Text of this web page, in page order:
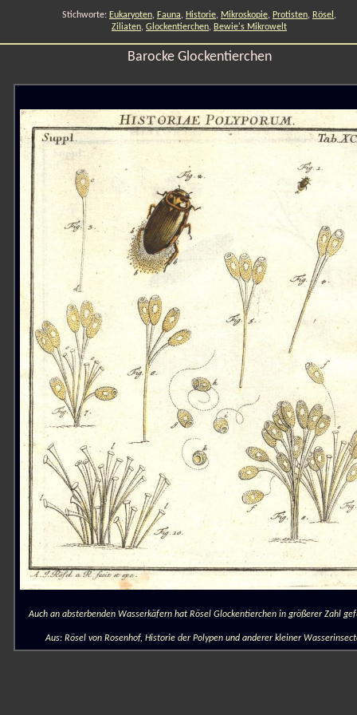
Stichworte: Eukaryoten, Fauna, Historie, Mikroskopie, Protisten, Rösel ,
Ziliaten, Glockentierchen, Bewie's Mikrowelt
Barocke Glockentierchen
Auch an absterbenden Wasserkäfern hat Rösel Glockentierchen in größerer Zahl
Aus: Rösel von Rosenhof, Historie der Polypen und anderer kleiner